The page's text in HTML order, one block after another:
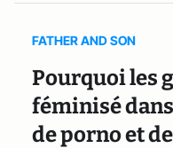
FATHER AND SON
Pourquoi les
féminisé
de porno et